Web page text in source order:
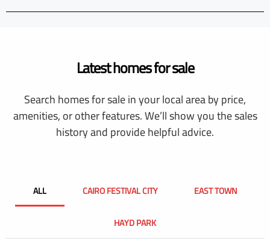
Latest homes for sale
Search homes for sale in your local area by price,
amenities, or other features. We’ll show you the sales
history and provide helpful advice.
ALL CAIRO FESTIVAL CITY EAST TOWN
HAYD PARK